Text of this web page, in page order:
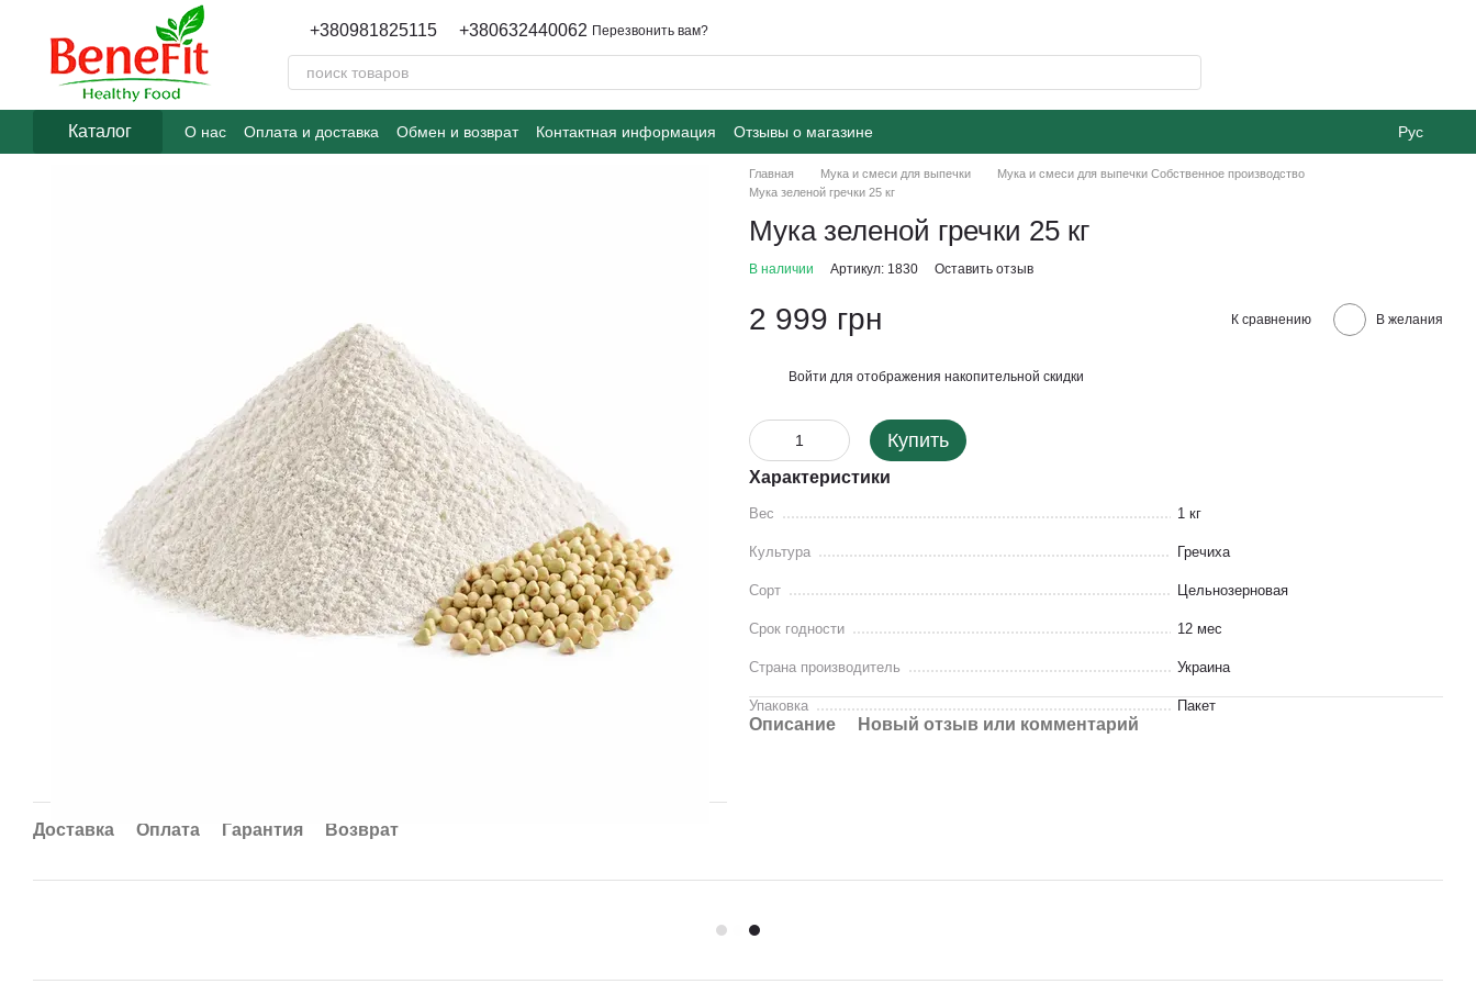
Перейти к основному контенту
+380981825115 +380632440062 Перезвонить вам?
Каталог О нас Оплата и доставка Обмен и возврат Контактная информация Отзывы о магазине Рус
Доставка Оплата Гарантия Возврат
Главная Мука и смеси для выпечки
Мука и смеси для выпечки Собственное производство
Мука зеленой гречки 25 кг
Мука зеленой гречки 25 кг
В наличии Артикул: 1830 Оставить отзыв
2 999 грн К сравнению В желания
Войти для отображения накопительной скидки
Купить
Характеристики
Вес 1 кг
Культура Гречиха
Сорт Цельнозерновая
Срок годности 12 мес
Страна производитель Украина
Упаковка Пакет
Описание Новый отзыв или комментарий